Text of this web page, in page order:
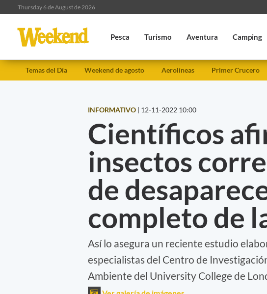
Thursday 6 de August de 2026
Pesca Turismo Aventura Camping
Temas del Día Weekend de agosto Aerolíneas Primer Crucero
INFORMATIVO | 12-11-2022 10:00
Científicos
insectos
de
completo de
Así lo asegura un reciente estudio
especialistas del Centro de
Ambiente del University College de